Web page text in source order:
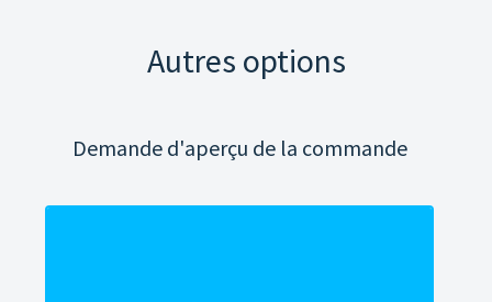
Autres options
Demande d'aperçu de la commande